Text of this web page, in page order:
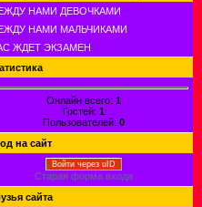
НАМИ ДЕВОЧКАМИ
НАМИ МАЛЬЧИКАМИ
ЖДЕТ ЭКЗАМЕН
Онлайн всего: 1
Гостей: 1
Пользователей: 0
на сайт
Войти через uID
Старая форма входа
сайта